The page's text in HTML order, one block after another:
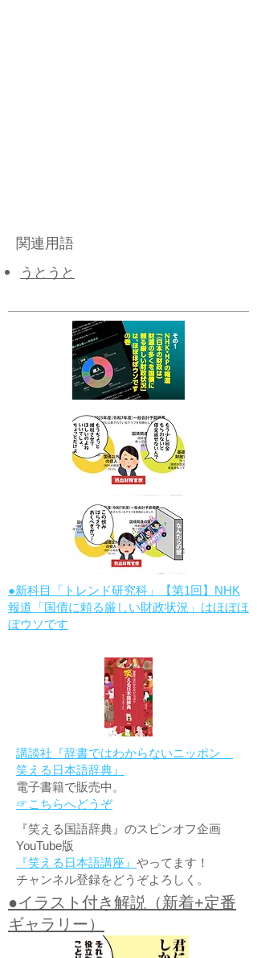
関連用語
うとうと
●新科目「トレンド研究科」【第1回】NHK
報道「国債に頼る厳しい財政状況」はほぼほ
ぼウソです
講談社『辞書ではわからないニッポン
笑える日本語辞典』
電子書籍で販売中。
☞こちらへどうぞ
『笑える国語辞典』のスピンオフ企画
YouTube版
『笑える日本語講座』 やってます！
チャンネル登録をどうぞよろしく。
●イラスト付き解説（新着+定番
ギャラリー）